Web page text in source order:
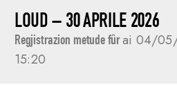
LOUD – 30 APRILE 2026
Regjistrazion metude fûrai 04/
15:20